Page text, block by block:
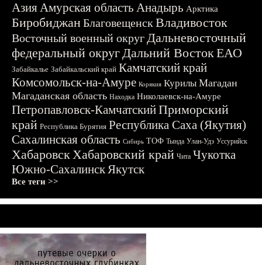
АзияАмурская область Анадырь Арктика
БиробиджанБлаговещенскВладивосток
Восточный военный округДальневосточный
федеральный округДальний ВостокЕАО
Забайкалье Забайкальский край Камчатский край
Комсомольск-на-Амуре Корякия Курилы Магадан
Магаданская область Находка Николаевск-на-Амуре
Петропавловск-КамчатскийПриморский
край Республика Бурятия Республика Саха (Якутия)
Сахалинская область Сибирь ТОФ Тында Улан-Удэ Уссурийск
ХабаровскХабаровский край Чита Чукотка
Южно-СахалинскЯкутск
Все теги >>